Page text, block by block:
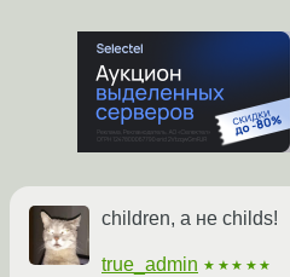
children, а не childs!
true_admin ★★★★★